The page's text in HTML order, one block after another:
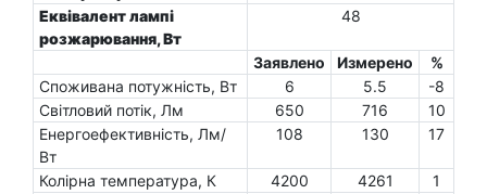
Еквівалент лампі
розжарювання, Вт
48
Заявлено Измерено
%
Споживана потужність, Вт
6 5.5
-8
Світловий потік, Лм
650 716
10
Енергоефективність, Лм/
Вт
108 130 17
Колірна температура, К 4200 4261
1